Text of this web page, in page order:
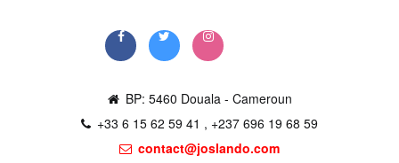
BP: 5460 Douala - Cameroun
+33 6 15 62 59 41 , +237 696 19 68 59
contact@joslando.com